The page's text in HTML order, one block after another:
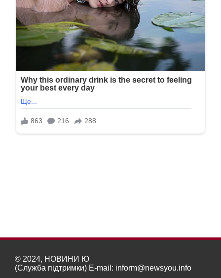
© 2024, НОВИНИ Ю
(Служба підтримки) E-mail: inform@newsyou.info